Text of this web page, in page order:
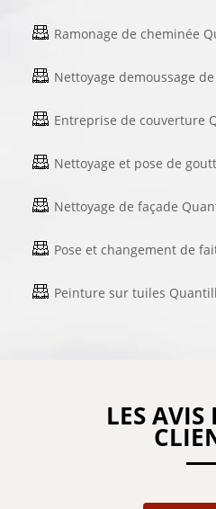
Ramonage de cheminée
Nettoyage demoussage
Entreprise de couverture
Nettoyage et pose de
Nettoyage de façade
Pose et changement de
Peinture sur tuiles
LES AVIS